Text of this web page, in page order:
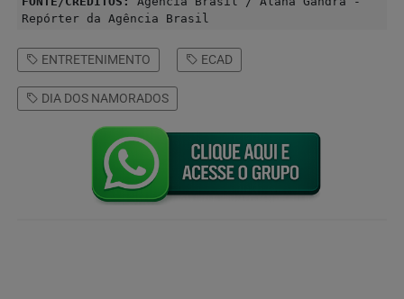
Repórter da Agência Brasil
ENTRETENIMENTO ECAD
DIA DOS NAMORADOS